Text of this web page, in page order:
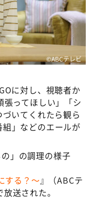
©ABCテレビ
に対し、視聴者か
ってほしい」「シ
いてくれたら観ら
」などのエールが
」の調理の様子
する？～』（ABCテ
送された。